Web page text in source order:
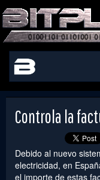
Controla la
Debido al nuevo
electricidad, en
el importe de estas